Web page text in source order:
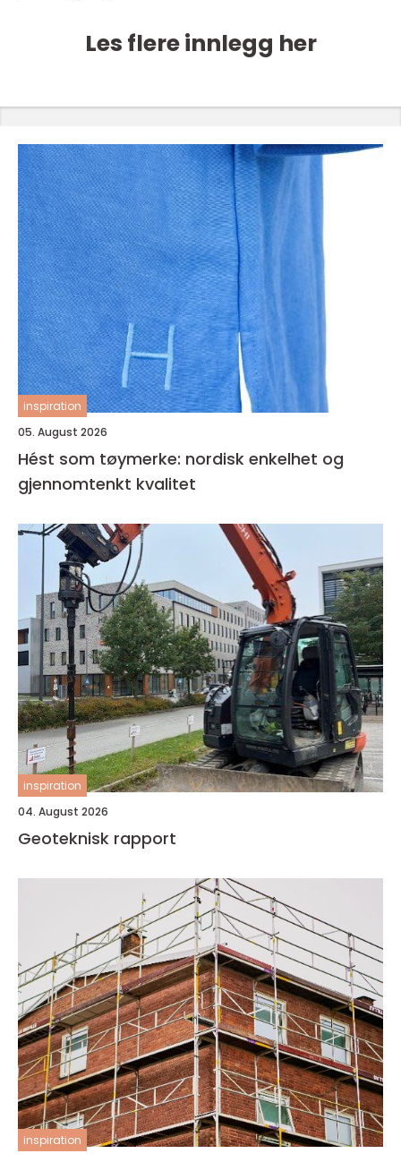
Les flere innlegg her
inspiration
05. August 2026
Hést som tøymerke: nordisk enkelhet og
gjennomtenkt kvalitet
inspiration
04. August 2026
Geoteknisk rapport
inspiration